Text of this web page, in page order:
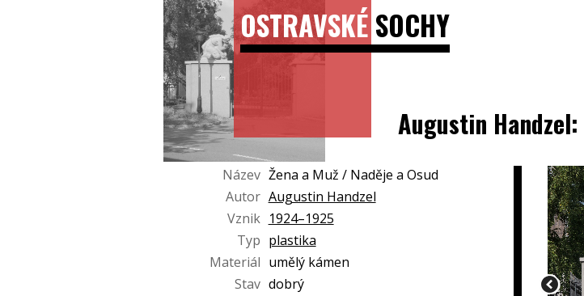
OSTRAVSKÉSOCHY
Augustin Handzel:
Název Žena a Muž / Naděje a Osud
Autor Augustin Handzel
Vznik 1924–1925
Typ plastika
Materiál umělý kámen
Stav dobrý